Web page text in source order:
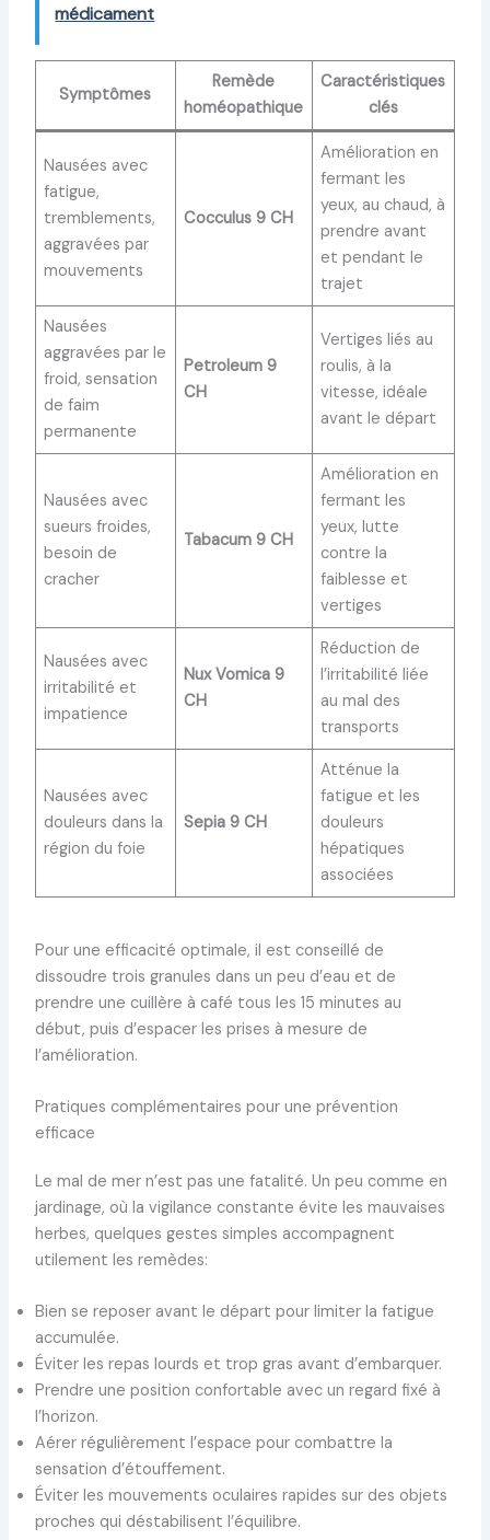
médicament
Symptômes
Remède
homéopathique
Caractéristiques
clés
Nausées avec
fatigue,
tremblements,
aggravées par
mouvements
Cocculus 9 CH
Amélioration en
fermant les
yeux, au chaud, à
prendre avant
et pendant le
trajet
Nausées
aggravées par le
froid, sensation
de faim
permanente
Petroleum 9
CH
Vertiges liés au
roulis, à la
vitesse, idéale
avant le départ
Nausées avec
sueurs froides,
besoin de
cracher
Tabacum 9 CH
Amélioration en
fermant les
yeux, lutte
contre la
faiblesse et
vertiges
Nausées avec
irritabilité et
impatience
Nux Vomica 9
CH
Réduction de
l’irritabilité liée
au mal des
transports
Nausées avec
douleurs dans la
région du foie
Sepia 9 CH
Atténue la
fatigue et les
douleurs
hépatiques
associées
Pour une efficacité optimale, il est conseillé de
dissoudre trois granules dans un peu d’eau et de
prendre une cuillère à café tous les 15 minutes au
début, puis d’espacer les prises à mesure de
l’amélioration.
Pratiques complémentaires pour une prévention
efficace
Le mal de mer n’est pas une fatalité. Un peu comme en
jardinage, où la vigilance constante évite les mauvaises
herbes, quelques gestes simples accompagnent
utilement les remèdes:
Bien se reposer avant le départ pour limiter la fatigue
accumulée.
Éviter les repas lourds et trop gras avant d’embarquer.
Prendre une position confortable avec un regard fixé à
l’horizon.
Aérer régulièrement l’espace pour combattre la
sensation d’étouffement.
Éviter les mouvements oculaires rapides sur des objets
proches qui déstabilisent l’équilibre.